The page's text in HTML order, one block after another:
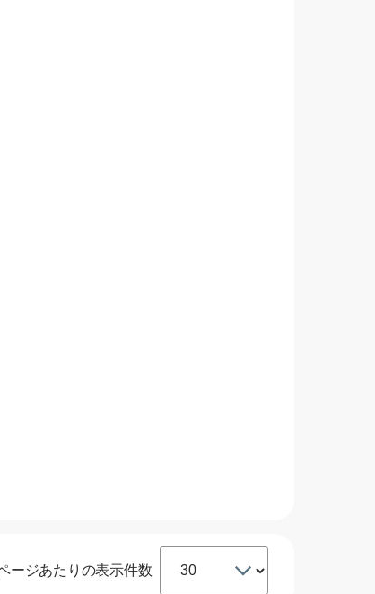
ージあたりの表示件数